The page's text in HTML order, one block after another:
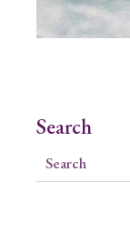
Search